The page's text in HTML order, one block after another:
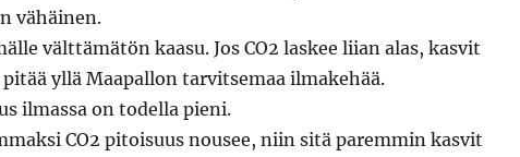
vähäinen.
välttämätön kaasu. Jos CO2 laskee liian alas, kasvit
pitää yllä Maapallon tarvitsemaa ilmakehää.
ilmassa on todella pieni.
CO2 pitoisuus nousee, niin sitä paremmin kasvit